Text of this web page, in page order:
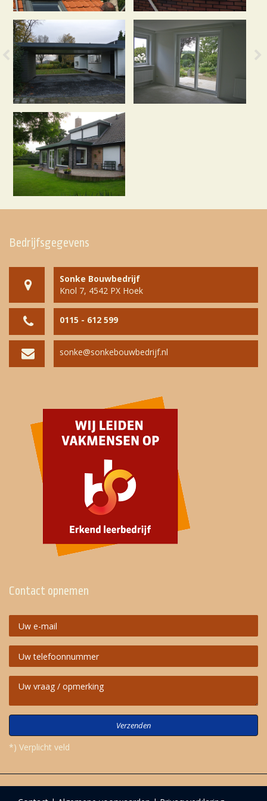
Bedrijfsgegevens
Sonke Bouwbedrijf
Knol 7, 4542 PX Hoek
0115 - 612 599
sonke@sonkebouwbedrijf.nl
Contact opnemen
Verzenden
*) Verplicht veld